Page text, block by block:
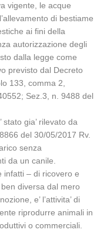
vigente, le acque
di bestiame
ai fini della
autorizzazione degli
dalla legge come
previsto dal Decreto
133, comma 2,
Sez.3, n. 9488 del
gia’ rilevato da
del 30/05/2017 Rv.
senza
da un canile.
infatti – di ricovero e
ben diversa dal mero
e’ l’attivita’ di
riprodurre animali in
o commerciali.